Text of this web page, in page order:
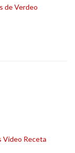
de Verdeo
Video Receta